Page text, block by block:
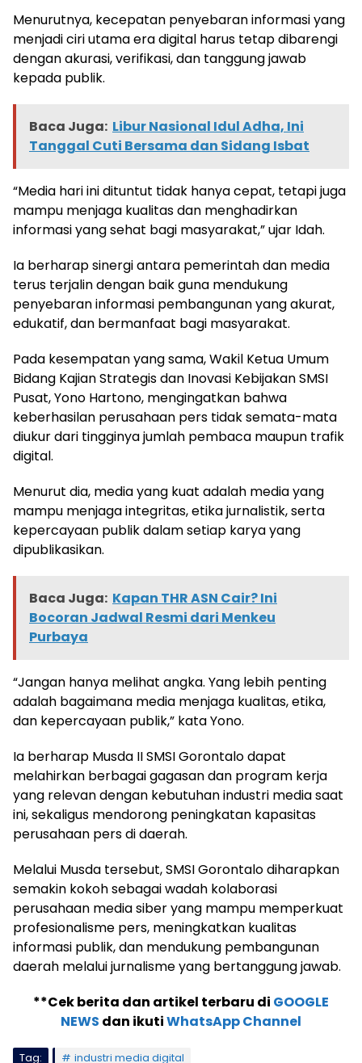
Menurutnya, kecepatan penyebaran informasi yang
menjadi ciri utama era digital harus tetap dibarengi
dengan akurasi, verifikasi, dan tanggung jawab
kepada publik.
Baca Juga: Libur Nasional Idul Adha, Ini
Tanggal Cuti Bersama dan Sidang Isbat
“Media hari ini dituntut tidak hanya cepat, tetapi juga
mampu menjaga kualitas dan menghadirkan
informasi yang sehat bagi masyarakat,” ujar Idah.
Ia berharap sinergi antara pemerintah dan media
terus terjalin dengan baik guna mendukung
penyebaran informasi pembangunan yang akurat,
edukatif, dan bermanfaat bagi masyarakat.
Pada kesempatan yang sama, Wakil Ketua Umum
Bidang Kajian Strategis dan Inovasi Kebijakan SMSI
Pusat, Yono Hartono, mengingatkan bahwa
keberhasilan perusahaan pers tidak semata-mata
diukur dari tingginya jumlah pembaca maupun trafik
digital.
Menurut dia, media yang kuat adalah media yang
mampu menjaga integritas, etika jurnalistik, serta
kepercayaan publik dalam setiap karya yang
dipublikasikan.
Baca Juga: Kapan THR ASN Cair? Ini
Bocoran Jadwal Resmi dari Menkeu
Purbaya
“Jangan hanya melihat angka. Yang lebih penting
adalah bagaimana media menjaga kualitas, etika,
dan kepercayaan publik,” kata Yono.
Ia berharap Musda II SMSI Gorontalo dapat
melahirkan berbagai gagasan dan program kerja
yang relevan dengan kebutuhan industri media saat
ini, sekaligus mendorong peningkatan kapasitas
perusahaan pers di daerah.
Melalui Musda tersebut, SMSI Gorontalo diharapkan
semakin kokoh sebagai wadah kolaborasi
perusahaan media siber yang mampu memperkuat
profesionalisme pers, meningkatkan kualitas
informasi publik, dan mendukung pembangunan
daerah melalui jurnalisme yang bertanggung jawab.
**Cek berita dan artikel terbaru di GOOGLE
NEWS dan ikutiWhatsApp Channel
Tag: industri media digital